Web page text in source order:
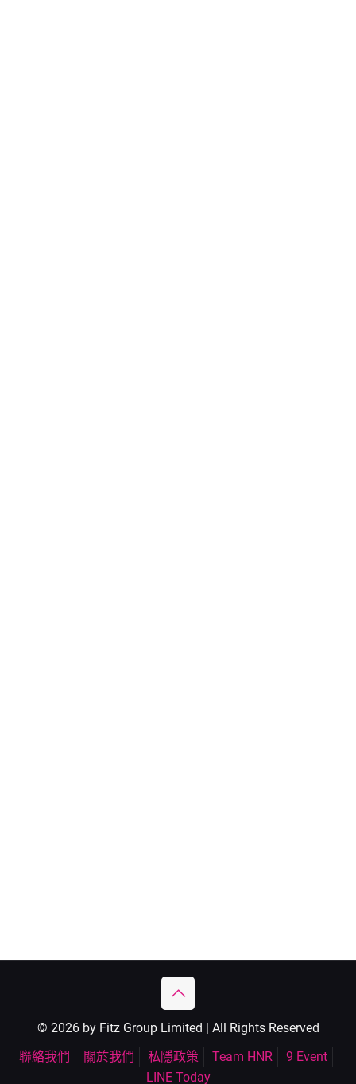
© 2026 by Fitz Group Limited | All Rights Reserved
聯絡我們
關於我們 私隱政策 Team HNR
9 Event
LINE Today